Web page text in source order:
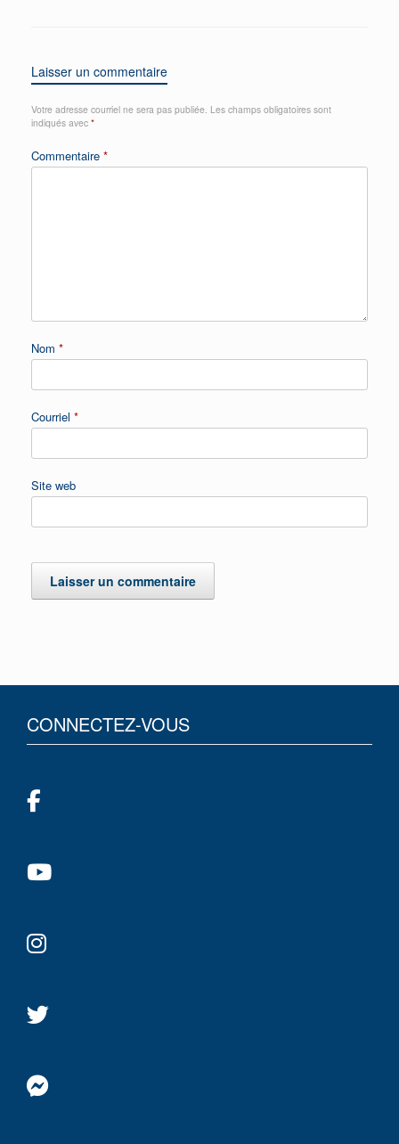
Laisser un commentaire
Votre adresse courriel ne sera pas publiée. Les champs obligatoires sont
indiqués avec *
Commentaire *
Nom *
Courriel *
Site web
CONNECTEZ-VOUS